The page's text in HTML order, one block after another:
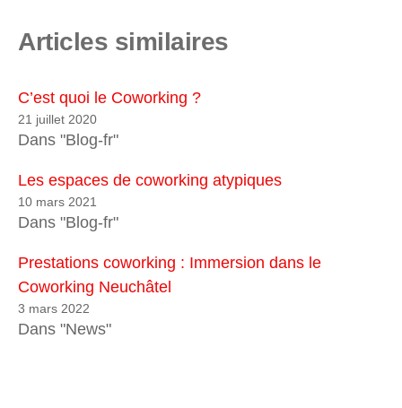
Articles similaires
C’est quoi le Coworking ?
21 juillet 2020
Dans "Blog-fr"
Les espaces de coworking atypiques
10 mars 2021
Dans "Blog-fr"
Prestations coworking : Immersion dans le
Coworking Neuchâtel
3 mars 2022
Dans "News"